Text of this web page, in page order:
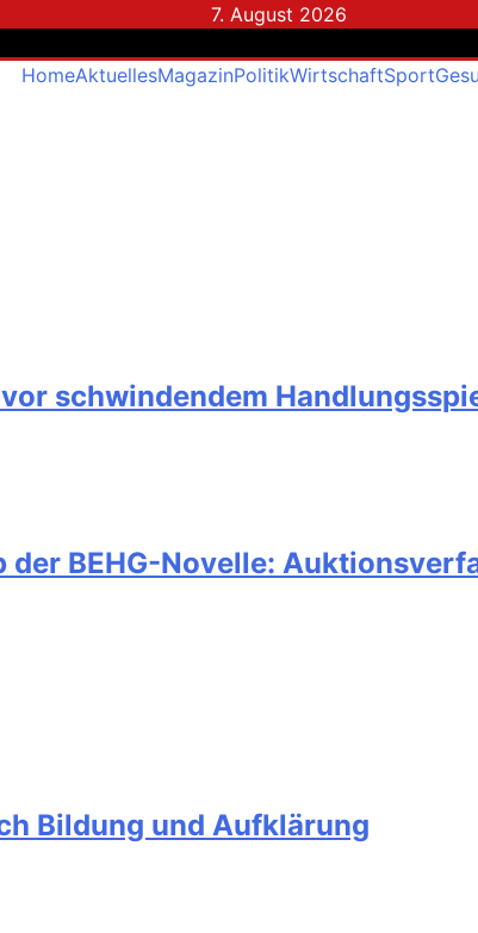
7. August 2026
HomeAktuellesMagazinPolitikWirtschaftSport
schwindendem
der BEHG-Novelle:
Bildung und Aufklärung